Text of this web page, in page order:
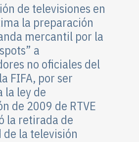
de televisiones en
la preparación
mercantil por la
a
no oficiales del
FIFA, por ser
la ley de
de 2009 de RTVE
la retirada de
la televisión